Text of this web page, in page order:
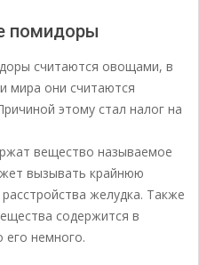
помидоры
считаются овощами, в
мира они считаются
этому стал налог на
вещество называемое
вызывать крайнюю
желудка. Также
содержится в
немного.